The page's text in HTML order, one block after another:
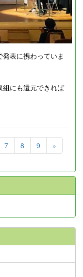
表に携わっていま
組にも還元できれば
7 8 9 »